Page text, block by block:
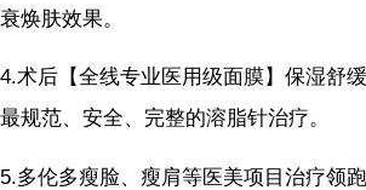
衰焕肤效果。
4.术后【全线专业医用级面膜】保湿舒
最规范、安全、完整的溶脂针治疗。
5.多伦多瘦脸、瘦肩等医美项目治疗领